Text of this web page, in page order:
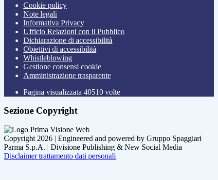
Cookie policy
Note legali
Informativa Privacy
Ufficio Relazioni con il Pubblico
Dichiarazione di accessibilità
Obiettivi di accessibilità
Whistleblowing
Gestione consensi cookie
Amministrazione trasparente
Pagina visualizzata 40510 volte
Sezione Copyright
Copyright 2026 | Engineered and powered by Gruppo Spaggiari
Parma S.p.A. | Divisione Publishing & New Social Media
Disclaimer trattamento dati personali